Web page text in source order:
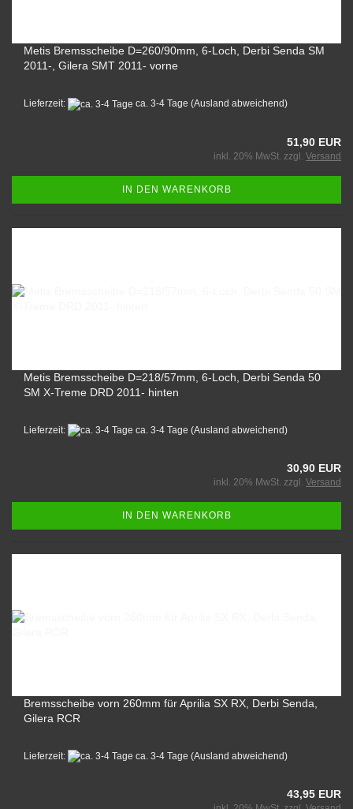
Metis Bremsscheibe D=260/90mm, 6-Loch, Derbi Senda SM
2011-, Gilera SMT 2011- vorne
Lieferzeit: ca. 3-4 Tage (Ausland abweichend)
51,90 EUR
inkl. 20% MwSt. zzgl. Versand
IN DEN WARENKORB
Metis Bremsscheibe D=218/57mm, 6-Loch, Derbi Senda 50
SM X-Treme DRD 2011- hinten
Lieferzeit: ca. 3-4 Tage (Ausland abweichend)
30,90 EUR
inkl. 20% MwSt. zzgl. Versand
IN DEN WARENKORB
Bremsscheibe vorn 260mm für Aprilia SX RX, Derbi Senda,
Gilera RCR
Lieferzeit: ca. 3-4 Tage (Ausland abweichend)
43,95 EUR